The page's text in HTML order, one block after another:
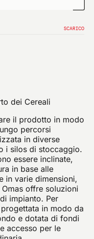
SCARICO
dei Cereali
il prodotto in modo
percorsi
in diverse
i silos di stoccaggio.
essere inclinate,
in base alle
in varie dimensioni,
offre soluzioni
impianto. Per
in modo da
e dotata di fondi
accesso per le
(compresa la
mail e riferite a